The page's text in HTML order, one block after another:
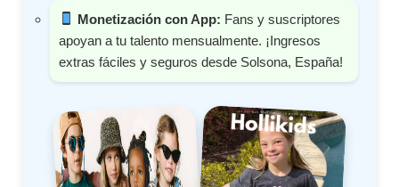
Monetización con App: Fans y suscriptores
apoyan a tu talento mensualmente. ¡Ingresos
extras fáciles y seguros desde Solsona, España!